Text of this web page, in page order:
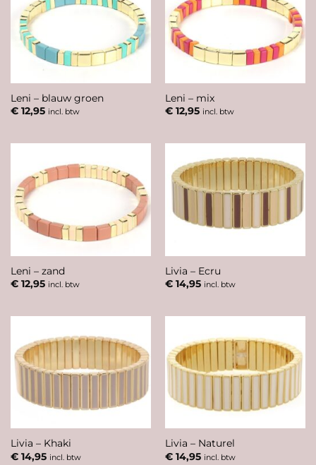
Leni – blauw groen
€12,95 incl. btw
Leni – mix
€12,95 incl. btw
Leni – zand
€12,95 incl. btw
Livia – Ecru
€14,95 incl. btw
Livia – Khaki
€14,95 incl. btw
Livia – Naturel
€14,95 incl. btw